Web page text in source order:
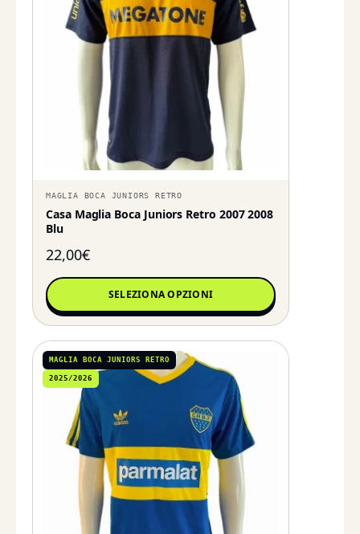
MAGLIA BOCA JUNIORS RETRO
Casa Maglia Boca Juniors Retro 2007 2008
Blu
22,00€
SELEZIONA OPZIONI
MAGLIA BOCA JUNIORS RETRO
2025/2026